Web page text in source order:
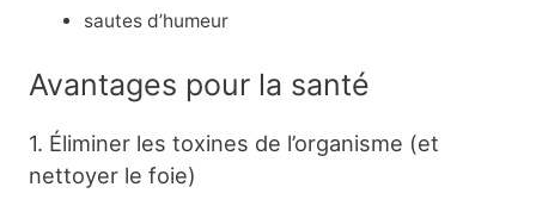
sautes d’humeur
Avantages pour la santé
1. Éliminer les toxines de l’organisme (et
nettoyer le foie)